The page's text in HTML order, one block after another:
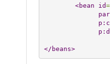
<bean id=
</beans>